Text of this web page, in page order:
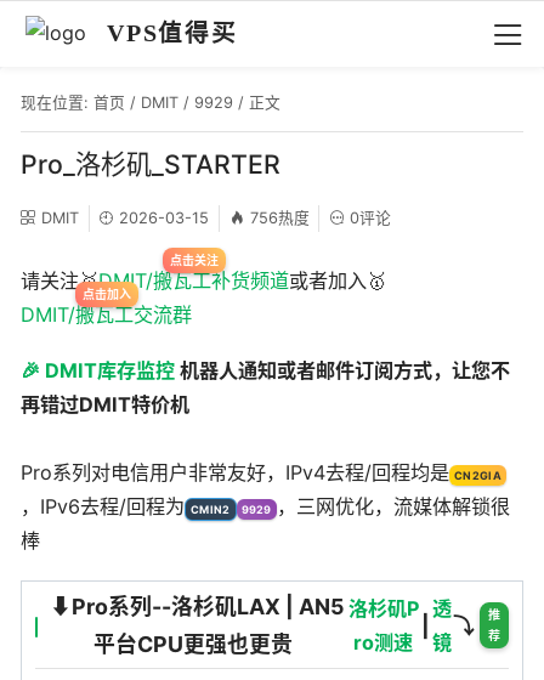
VPS值得买
现在位置: 首页 / DMIT / 9929 / 正文
Pro_洛杉矶_STARTER
DMIT 2026-03-15 756热度 0评论
请关注🥇DMIT/搬瓦工补货频道或者加入🥇
DMIT/搬瓦工交流群
🎉 DMIT库存监控 机器人通知或者邮件订阅方式，让您不
再错过DMIT特价机
Pro系列对电信用户非常友好，IPv4去程/回程均是 CN2GIA
，IPv6去程/回程为 CMIN2 9929 ，三网优化，流媒体解锁很
棒
⬇️Pro系列--洛杉矶LAX | AN5
平台CPU更强也更贵
洛杉矶P
ro测速
透
镜
⤵️
推
荐